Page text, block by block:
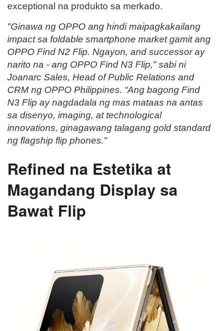
exceptional na produkto sa merkado.
"Ginawa ng OPPO ang hindi maipagkakailang
impact sa foldable smartphone market gamit ang
OPPO Find N2 Flip. Ngayon, and successor ay
narito na - ang OPPO Find N3 Flip," sabi ni
Joanarc Sales, Head of Public Relations and
CRM ng OPPO Philippines. “Ang bagong Find
N3 Flip ay nagdadala ng mas mataas na antas
sa disenyo, imaging, at technological
innovations, ginagawang talagang gold standard
ng flagship flip phones."
Refined na Estetika at
Magandang Display sa
Bawat Flip